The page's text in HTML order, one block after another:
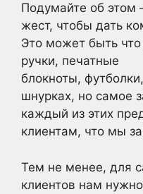
Подумайте об этом
жест, чтобы дать
Это может быть
ручки, печатные
блокноты,
шнурках, но самое
каждый из этих
клиентам, что мы
Тем не менее, для
клиентов нам